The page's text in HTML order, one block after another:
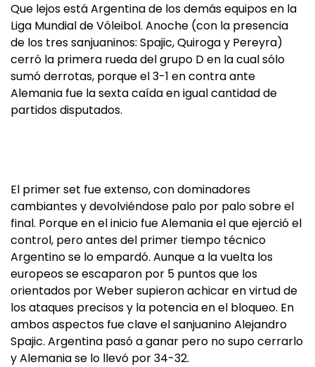
Que lejos está Argentina de los demás equipos en la
Liga Mundial de Vóleibol. Anoche (con la presencia
de los tres sanjuaninos: Spajic, Quiroga y Pereyra)
cerró la primera rueda del grupo D en la cual sólo
sumó derrotas, porque el 3-1 en contra ante
Alemania fue la sexta caída en igual cantidad de
partidos disputados.
El primer set fue extenso, con dominadores
cambiantes y devolviéndose palo por palo sobre el
final. Porque en el inicio fue Alemania el que ejerció el
control, pero antes del primer tiempo técnico
Argentino se lo empardó. Aunque a la vuelta los
europeos se escaparon por 5 puntos que los
orientados por Weber supieron achicar en virtud de
los ataques precisos y la potencia en el bloqueo. En
ambos aspectos fue clave el sanjuanino Alejandro
Spajic. Argentina pasó a ganar pero no supo cerrarlo
y Alemania se lo llevó por 34-32.